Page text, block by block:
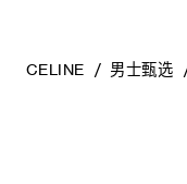
CELINE 男士甄选